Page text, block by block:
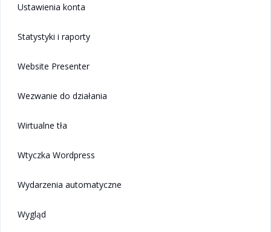
Ustawienia konta
Statystyki i raporty
Website Presenter
Wezwanie do działania
Wirtualne tła
Wtyczka Wordpress
Wydarzenia automatyczne
Wygląd